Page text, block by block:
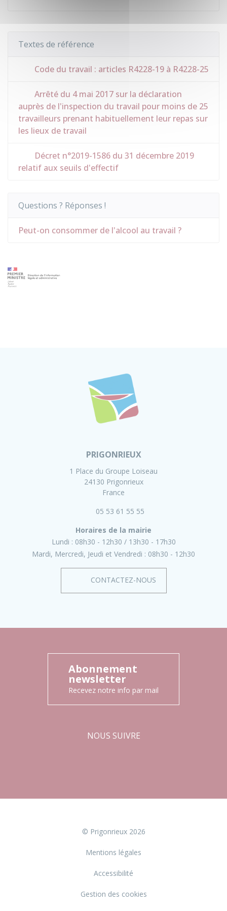
Textes de référence
Code du travail : articles R4228-19 à R4228-25
Arrêté du 4 mai 2017 sur la déclaration
auprès de l'inspection du travail pour moins de 25
travailleurs prenant habituellement leur repas sur
les lieux de travail
Décret n°2019-1586 du 31 décembre 2019
relatif aux seuils d'effectif
Questions ? Réponses !
Peut-on consommer de l'alcool au travail ?
PRIGONRIEUX
1 Place du Groupe Loiseau
24130 Prigonrieux
France
05 53 61 55 55
Horaires de la mairie
Lundi : 08h30 - 12h30
13h30 - 17h30
Mardi, Mercredi, Jeudi et Vendredi : 08h30 - 12h30
CONTACTEZ-NOUS
Abonnement
newsletter
Recevez notre info par mail
NOUS SUIVRE
© Prigonrieux 2026
Mentions légales
Accessibilité
Gestion des cookies